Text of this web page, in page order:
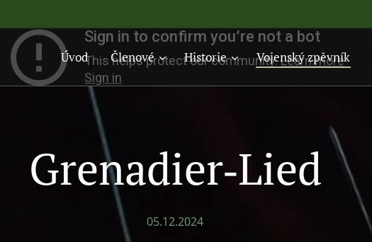
Úvod Členové Historie Vojenský zpěvník
Grenadier‑Lied
05.12.2024